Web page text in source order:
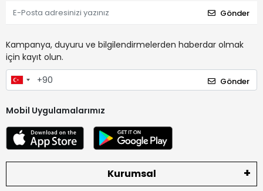
Gönder
Kampanya, duyuru ve bilgilendirmelerden haberdar olmak
için kayıt olun.
Gönder
Mobil Uygulamalarımız
Kurumsal